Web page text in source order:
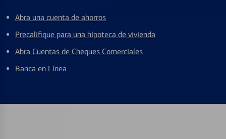
Abra una cuenta de ahorros
Precalifique para una hipoteca de vivienda
Abra Cuentas de Cheques Comerciales
Banca en Línea